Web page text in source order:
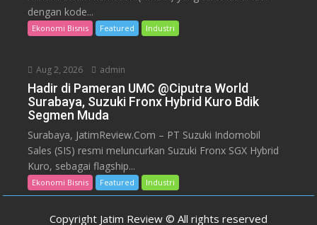
dengan kode...
Ekonomi Bisnis Featured Industri
Aug 2, 2026 admin
Hadir di Pameran UMC @Ciputra World
Surabaya, Suzuki Fronx Hybrid Kuro Bdik
Segmen Muda
Surabaya, JatimReview.Com – PT Suzuki Indomobil
Sales (SIS) resmi meluncurkan Suzuki Fronx SGX Hybrid
Kuro, sebagai flagship...
Ekonomi Bisnis Featured Industri
Copyright Jatim Review © All rights reserved